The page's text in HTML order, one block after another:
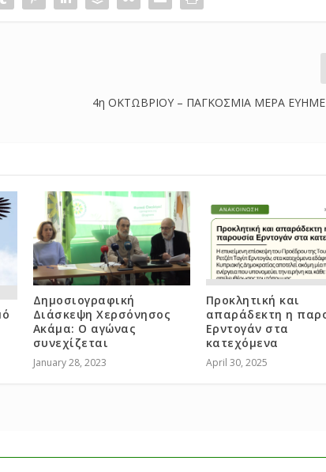
4η ΟΚΤΩΒΡΙΟΥ – ΠΑΓΚΟΣΜΙΑ ΜΕΡΑ
Δημοσιογραφική
Διάσκεψη Χερσόνησος
Ακάμα: Ο αγώνας
συνεχίζεται
January 28, 2023
Προκλητική και
απαράδεκτη η
Ερντογάν στα
κατεχόμενα
April 30, 2025